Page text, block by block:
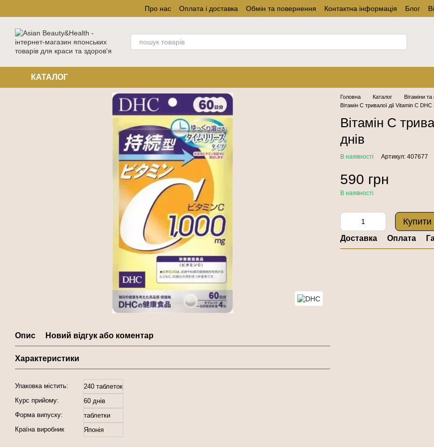
Про нас Оплата і доставка Обмін та повернення Контактна інформація Блог
КАТАЛОГ
Опис Новий відгук або коментар
Характеристики
Упаковка містить:
240 таблеток
Курс прийому:
60 днів
Форма випуску:
таблетки
Країна виробник
Японія
Головна Каталог Вітаміни
Вітамін С тривалої дії Vitamin C
Вітамін С
днів
В наявності Артикул: 407677
590 грн
В наявності
Купити
Доставка Оплата